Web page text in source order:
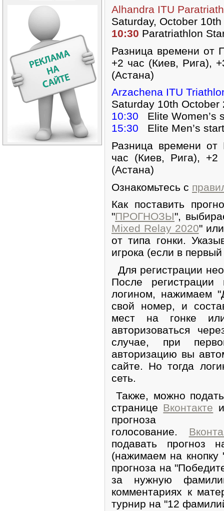
Alhandra ITU
Saturday, October 10th
10:30 Paratriathlon
Разница времени от
+2 час (Киев, Рига),
(Астана)
Arzachena ITU
Saturday 10th October
10:30 Elite Women’s
15:30 Elite Men’s start
Разница времени
час (Киев, Рига),
(Астана)
Ознакомьтесь с
Как поставить
"ПРОГНОЗЫ",
Mixed Relay 2020"
от типа гонки.
игрока (если в
Для регистрации
После
логином, нажимаем
свой номер, и
мест на гонке
авторизоваться
случае, при
авторизацию вы
сайте. Но тогда
сеть.
Также, можно
странице Вконтакте
голосование.
подавать
(нажимаем на кнопку
прогноза на
за нужную
комментариях к
турнир на "12